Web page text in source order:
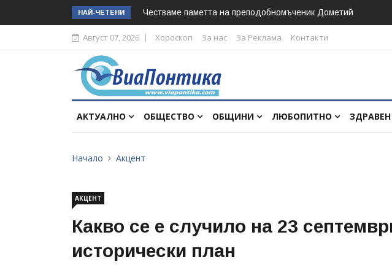
НАЙ-ЧЕТЕНИ Честваме паметта на преподобномъченик Дометий
Август 07, 2026 Хороскоп За нас За Реклама Контакти
АКТУАЛНО ОБЩЕСТВО ОБЩИНИ ЛЮБОПИТНО
Начало Акцент
АКЦЕНТ
Какво се е случило на 23
исторически план